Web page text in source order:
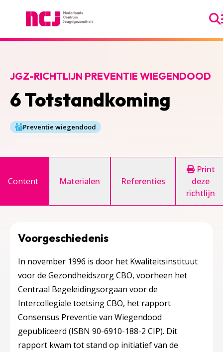
6 Totstandkoming
JGZ-RICHTLIJN PREVENTIE WIEGENDOOD
Preventie wiegendood
Content Materialen Referenties
Print
deze
richtlijn
Voorgeschiedenis
In november 1996 is door het Kwaliteitsinstituut
voor de Gezondheidszorg CBO, voorheen het
Centraal Begeleidingsorgaan voor de
Intercollegiale toetsing CBO, het rapport
Consensus Preventie van Wiegendood
gepubliceerd (ISBN 90-6910-188-2 CIP). Dit
rapport kwam tot stand op initiatief van de